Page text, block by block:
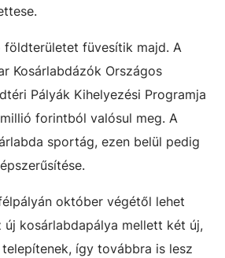
füvesítik majd. A
Kosárlabdázók Országos
Pályák Kihelyezési Programja
forintból valósul meg. A
sportág, ezen belül pedig
október végétől lehet
új kosárlabdapálya mellett két új,
így továbbra is lesz